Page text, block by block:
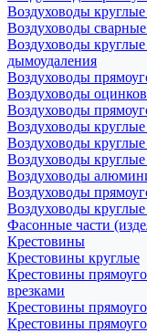
Воздуховоды
Воздуховоды
Воздуховоды
дымоудаления
Воздуховоды
Воздуховоды
Воздуховоды
Воздуховоды
Воздуховоды
Воздуховоды
Воздуховоды
Воздуховоды
Воздуховоды
Фасонные части
Крестовины
Крестовины круглые
Крестовины
врезками
Крестовины
Крестовины